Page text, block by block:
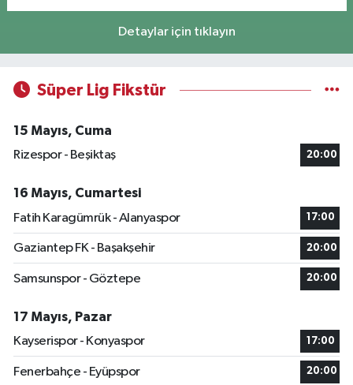
Detaylar için tıklayın
Süper Lig Fikstür
15 Mayıs, Cuma
Rizespor - Beşiktaş
20:00
16 Mayıs, Cumartesi
Fatih Karagümrük - Alanyaspor
17:00
Gaziantep FK - Başakşehir 20:00
Samsunspor - Göztepe 20:00
17 Mayıs, Pazar
Kayserispor - Konyaspor
17:00
Fenerbahçe - Eyüpspor 20:00